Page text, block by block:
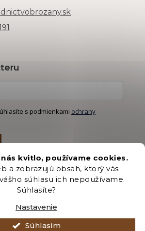
kvitlo, používame cookies.
a zobrazujú obsah, ktorý vás
súhlasu ich nepoužívame.
Súhlasíte?
Nastavenie
Súhlasím
s podmienkami ochrany
Shoptet Premium
Brozany